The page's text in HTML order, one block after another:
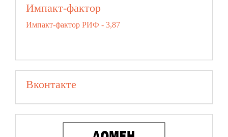
Импакт-фактор
Импакт-фактор РИФ - 3,87
Вконтакте